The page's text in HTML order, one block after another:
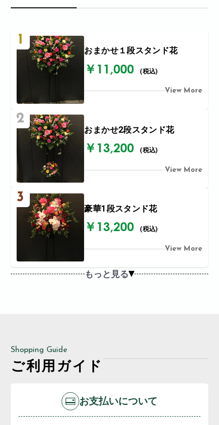
1
おまかせ１段スタンド花
￥11,000 (税込)
View More
2
おまかせ2段スタンド花
￥13,200 (税込)
View More
3
豪華1段スタンド花
￥13,200 (税込)
View More
もっと見る
Shopping Guide
ご利用ガイド
お支払いについて